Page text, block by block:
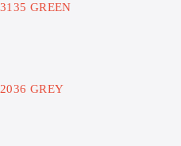
3135 GREEN
2036 GREY